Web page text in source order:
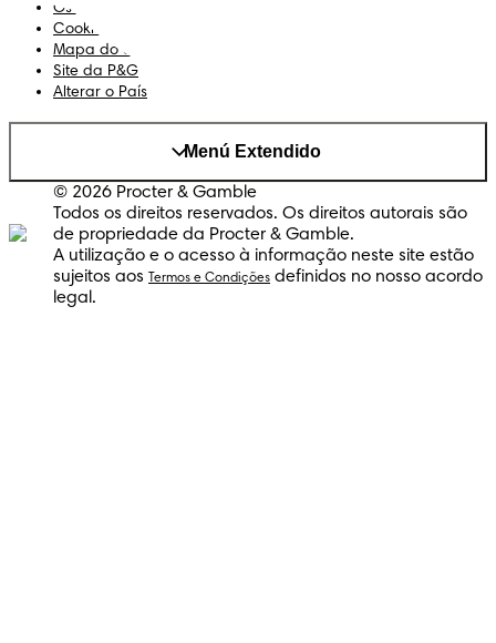
Os Meus Dados
Cookies
Mapa do Site
Site da P&G
Alterar o País
Menú Extendido
© 2026 Procter & Gamble
Todos os direitos reservados. Os direitos autorais são
de propriedade da Procter & Gamble.
A utilização e o acesso à informação neste site estão
sujeitos aos
Termos e Condições definidos no nosso acordo
legal.